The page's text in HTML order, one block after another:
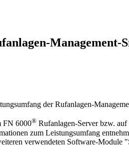
Management-
der Rufanlagen-
FN 6000® Rufanlagen-Server bzw.
zum Leistungsumfang
verwendeten Software-Module